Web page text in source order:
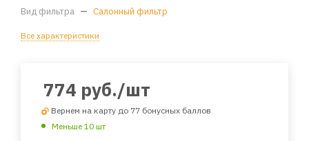
Вид фильтра — Салонный фильтр
Все характеристики
774 руб./шт
Вернем на карту до 77 бонусных баллов
Меньше 10 шт